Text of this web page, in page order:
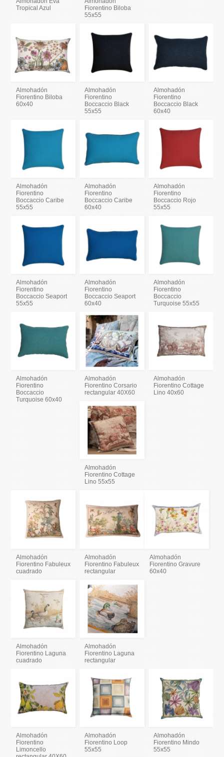
Tropical Azul
Fiorentino Biloba
55x55
Almohadón
Fiorentino Biloba
60x40
Almohadón
Fiorentino
Boccaccio Black
55x55
Almohadón
Fiorentino
Boccaccio Black
60x40
Almohadón
Fiorentino
Boccaccio Caribe
55x55
Almohadón
Fiorentino
Boccaccio Caribe
60x40
Almohadón
Fiorentino
Boccaccio Rojo
55x55
Almohadón
Fiorentino
Boccaccio Seaport
55x55
Almohadón
Fiorentino
Boccaccio Seaport
60x40
Almohadón
Fiorentino
Boccaccio
Turquoise 55x55
Almohadón
Fiorentino
Boccaccio
Turquoise 60x40
Almohadón
Fiorentino Corsario
rectangular 40X60
Almohadón
Fiorentino Cottage
Lino 40x60
Almohadón
Fiorentino Cottage
Lino 55x55
Almohadón
Fiorentino Fabuleux
cuadrado
Almohadón
Fiorentino Fabuleux
rectangular
Almohadón
Fiorentino Gravure
60x40
Almohadón
Fiorentino Laguna
cuadrado
Almohadón
Fiorentino Laguna
rectangular
Almohadón
Fiorentino
Limoncello
Almohadón
Fiorentino Loop
55x55
Almohadón
Fiorentino Mindo
55x55